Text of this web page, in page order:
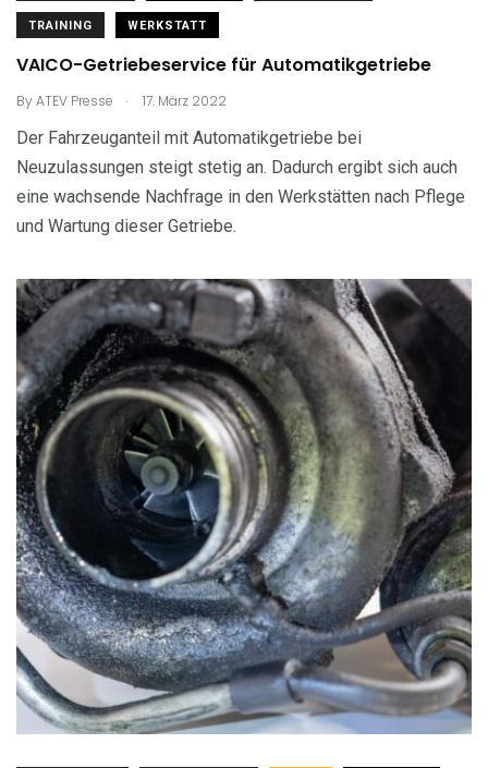
TRAINING WERKSTATT
VAICO-Getriebeservice für Automatikgetriebe
ByATEV Presse . 17. März 2022
Der Fahrzeuganteil mit Automatikgetriebe bei
Neuzulassungen steigt stetig an. Dadurch ergibt sich auch
eine wachsende Nachfrage in den Werkstätten nach Pflege
und Wartung dieser Getriebe.